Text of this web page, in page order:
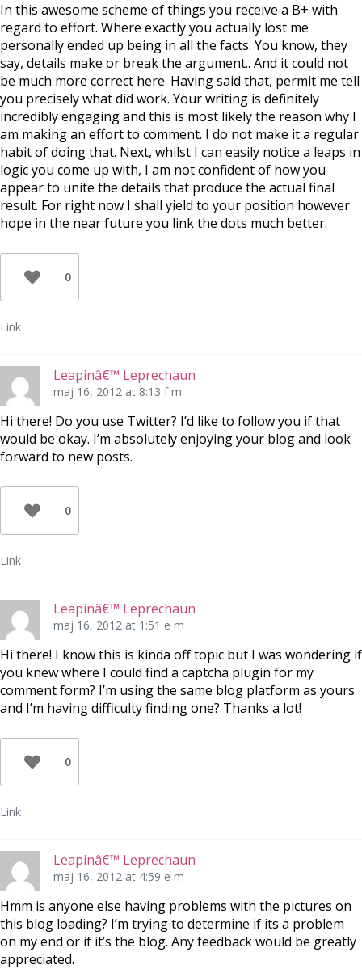
In this awesome scheme of things you receive a B+ with
regard to effort. Where exactly you actually lost me
personally ended up being in all the facts. You know, they
say, details make or break the argument.. And it could not
be much more correct here. Having said that, permit me tell
you precisely what did work. Your writing is definitely
incredibly engaging and this is most likely the reason why I
am making an effort to comment. I do not make it a regular
habit of doing that. Next, whilst I can easily notice a leaps in
logic you come up with, I am not confident of how you
appear to unite the details that produce the actual final
result. For right now I shall yield to your position however
hope in the near future you link the dots much better.
0
Link
Leapinâ€™ Leprechaun
maj 16, 2012 at 8:13 f m
Hi there! Do you use Twitter? I’d like to follow you if that
would be okay. I’m absolutely enjoying your blog and look
forward to new posts.
0
Link
Leapinâ€™ Leprechaun
maj 16, 2012 at 1:51 e m
Hi there! I know this is kinda off topic but I was wondering if
you knew where I could find a captcha plugin for my
comment form? I’m using the same blog platform as yours
and I’m having difficulty finding one? Thanks a lot!
0
Link
Leapinâ€™ Leprechaun
maj 16, 2012 at 4:59 e m
Hmm is anyone else having problems with the pictures on
this blog loading? I’m trying to determine if its a problem
on my end or if it’s the blog. Any feedback would be greatly
appreciated.